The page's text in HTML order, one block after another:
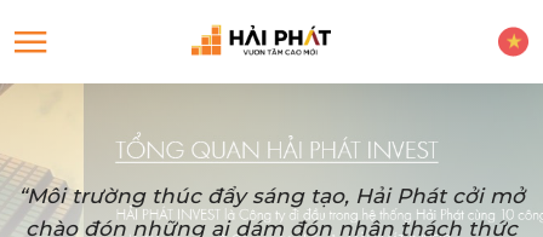
“Môi trường thúc đẩy sáng tạo, Hải Phát cởi mở
chào đón những ai dám đón nhận thách thức